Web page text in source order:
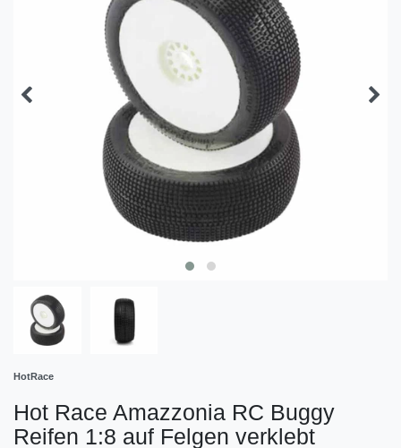
HotRace
Hot Race Amazzonia RC Buggy
Reifen 1:8 auf Felgen verklebt